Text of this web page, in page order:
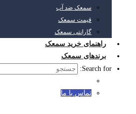
سمعک ضد آب
قیمت سمعک
گارانتی سمعک
راهنمای خرید سمعک
برندهای سمعک
Search for:
تماس با ما